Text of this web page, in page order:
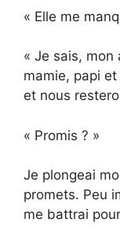
« Elle me
« Je sais, mon
mamie, papi
et nous
« Promis ? »
Je plongeai
promets. Peu
me battrai